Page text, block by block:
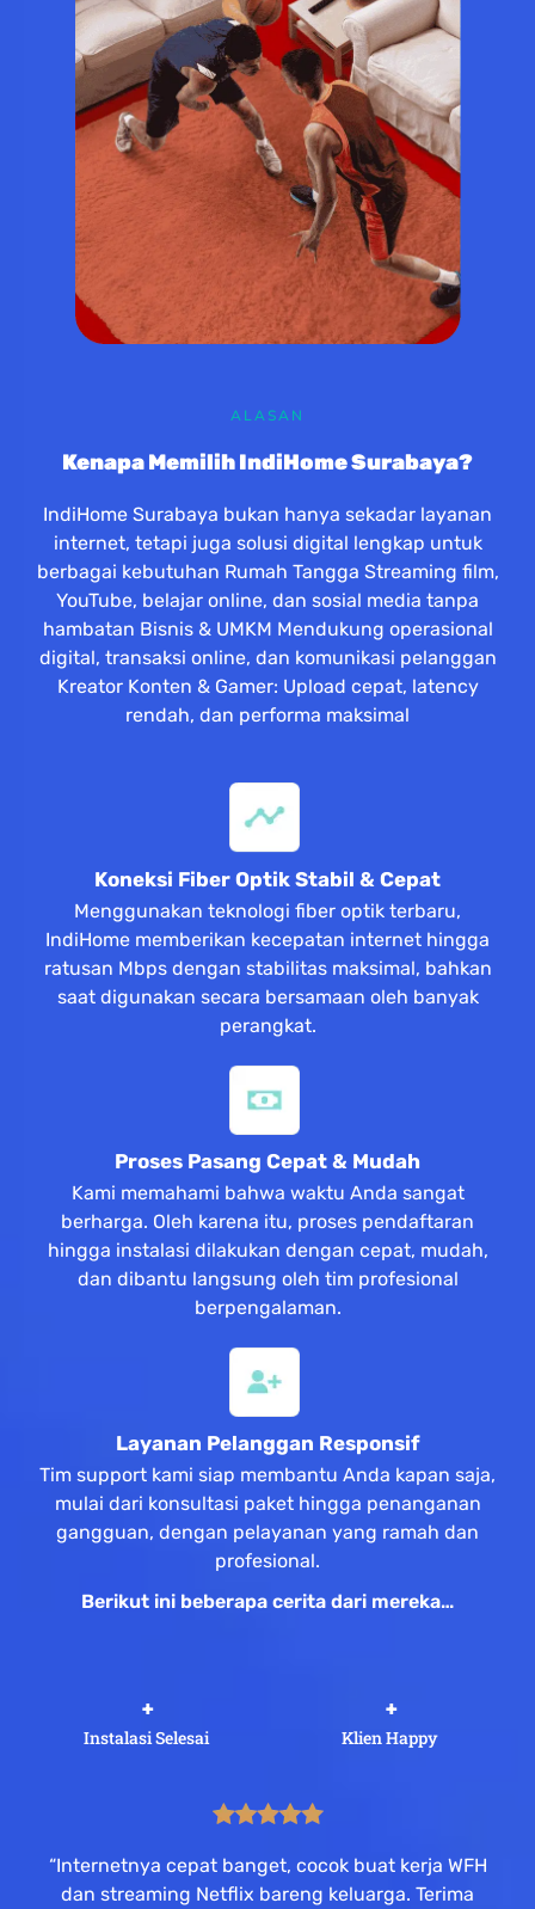
ALASAN
Kenapa Memilih IndiHome Surabaya?
IndiHome Surabaya bukan hanya sekadar layanan
internet, tetapi juga solusi digital lengkap untuk
berbagai kebutuhan Rumah Tangga Streaming film,
YouTube, belajar online, dan sosial media tanpa
hambatan Bisnis & UMKM Mendukung operasional
digital, transaksi online, dan komunikasi pelanggan
Kreator Konten & Gamer: Upload cepat, latency
rendah, dan performa maksimal
Koneksi Fiber Optik Stabil & Cepat
Menggunakan teknologi fiber optik terbaru,
IndiHome memberikan kecepatan internet hingga
ratusan Mbps dengan stabilitas maksimal, bahkan
saat digunakan secara bersamaan oleh banyak
perangkat.
Proses Pasang Cepat & Mudah
Kami memahami bahwa waktu Anda sangat
berharga. Oleh karena itu, proses pendaftaran
hingga instalasi dilakukan dengan cepat, mudah,
dan dibantu langsung oleh tim profesional
berpengalaman.
Layanan Pelanggan Responsif
Tim support kami siap membantu Anda kapan saja,
mulai dari konsultasi paket hingga penanganan
gangguan, dengan pelayanan yang ramah dan
profesional.
Berikut ini beberapa cerita dari mereka…
Instalasi Selesai
+
Klien Happy
+
“Internetnya cepat banget, cocok buat kerja WFH
dan streaming Netflix bareng keluarga. Terima